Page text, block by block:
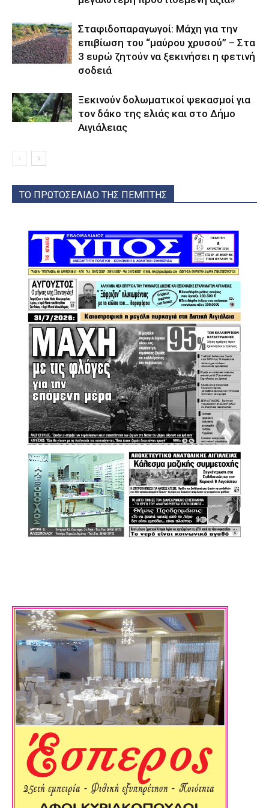
Σταφιδοπαραγωγοί: Μάχη για την
επιβίωση του “μαύρου χρυσού” – Στα
3 ευρώ ζητούν να ξεκινήσει η φετινή
σοδειά
Ξεκινούν δολωματικοί ψεκασμοί για
τον δάκο της ελιάς και στο Δήμο
Αιγιάλειας
ΤΟ ΠΡΩΤΟΣΕΛΙΔΟ ΤΗΣ ΠΕΜΠΤΗΣ